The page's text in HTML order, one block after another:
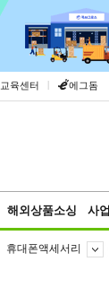
교육센터 | 에그돔
해외상품소싱 사
휴대폰액세서리